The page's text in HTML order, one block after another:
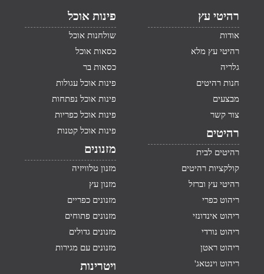
רהיטי עץ
אודות
רהיטי עץ מלא
גלריה
חנות רהיטים
מבצעים
צור קשר
רהיטים
רהיטים לבית
קולקציות רהיטים
רהיטי עץ וברזל
ריהוט כפרי
ריהוט אינדונזי
ריהוט נורדי
ריהוט ראטן
ריהוט וינטאג'
פינות אוכל
שולחנות אוכל
כסאות אוכל
כסאות בר
פינות אוכל עגולות
פינות אוכל נפתחות
פינות אוכל כפריות
פינות אוכל קטנות
מזנונים
מזנון טלוויזיה
מזנון עץ
מזנונים כפריים
מזנונים פתוחים
מזנונים גדולים
מזנונים עם מגירות
ויטרינות